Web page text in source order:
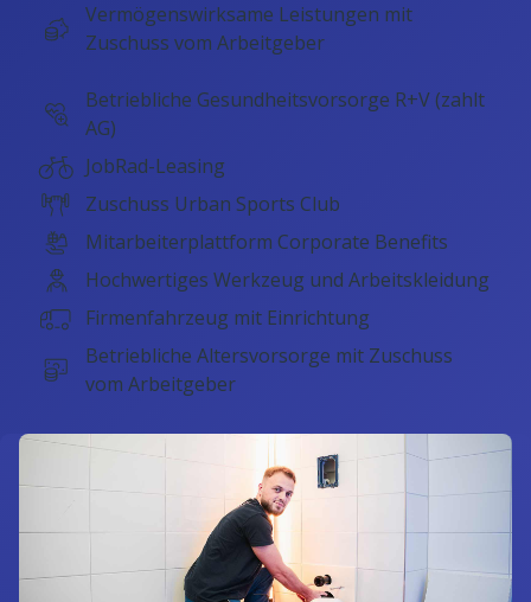
Vermögenswirksame Leistungen mit
Zuschuss vom Arbeitgeber
Betriebliche Gesundheitsvorsorge R+V (zahlt
AG)
JobRad-Leasing
Zuschuss Urban Sports Club
Mitarbeiterplattform Corporate Benefits
Hochwertiges Werkzeug und Arbeitskleidung
Firmenfahrzeug mit Einrichtung
Betriebliche Altersvorsorge mit Zuschuss
vom Arbeitgeber